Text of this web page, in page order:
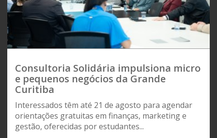
Consultoria Solidária impulsiona micro
e pequenos negócios da Grande
Curitiba
Interessados têm até 21 de agosto para agendar
orientações gratuitas em finanças, marketing e
gestão, oferecidas por estudantes...